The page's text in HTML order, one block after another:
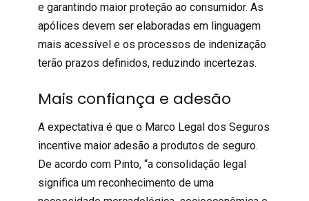
e garantindo maior proteção ao consumidor. As
apólices devem ser elaboradas em linguagem
mais acessível e os processos de indenização
terão prazos definidos, reduzindo incertezas.
Mais confiança e adesão
A expectativa é que o Marco Legal dos Seguros
incentive maior adesão a produtos de seguro.
De acordo com Pinto, “a consolidação legal
significa um reconhecimento de uma